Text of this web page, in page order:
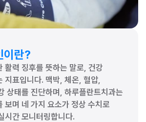
이란?
활력 징후를 뜻하는 말로, 건강
지표입니다. 맥박, 체온, 혈압,
상태를 진단하며, 하루플란트치과는
보며 네 가지 요소가 정상 수치로
시간 모니터링합니다.